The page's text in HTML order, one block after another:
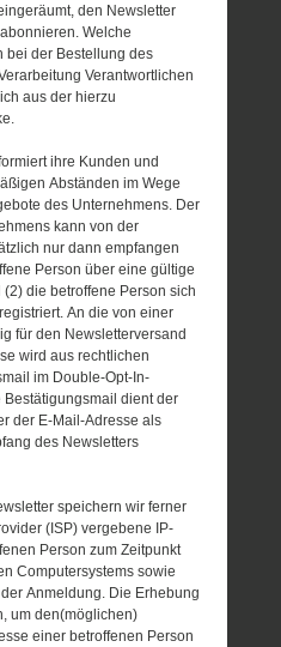
den Newsletter
Welche
bei der Bestellung des
Verantwortlichen
aus der hierzu
ihre Kunden und
Abständen im Wege
des Unternehmens. Der
kann von der
nur dann empfangen
Person über eine gültige
die betroffene Person sich
An die von einer
für den Newsletterversand
wird aus rechtlichen
im Double-Opt-In-
dient der
der E-Mail-Adresse als
des Newsletters
speichern wir ferner
(ISP) vergebene IP-
Person zum Zeitpunkt
Computersystems sowie
Anmeldung. Die Erhebung
um den(möglichen)
einer betroffenen Person